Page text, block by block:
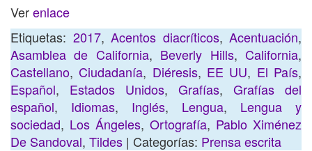
Verenlace
Etiquetas: 2017, Acentos diacríticos, Acentuación,
Asamblea de California, Beverly Hills,California,
Castellano,Ciudadanía, Diéresis, EE UU, El País,
Español, Estados Unidos, Grafías, Grafías del
español, Idiomas, Inglés, Lengua, Lengua y
sociedad, Los Ángeles, Ortografía, Pablo Ximénez
De Sandoval, Tildes | Categorías: Prensa escrita